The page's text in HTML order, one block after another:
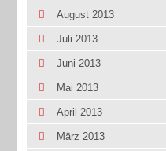
August 2013
Juli 2013
Juni 2013
Mai 2013
April 2013
März 2013